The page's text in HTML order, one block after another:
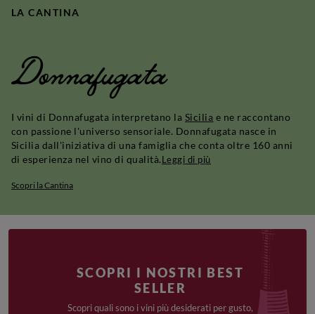
LA CANTINA
Donnafugata
I vini di Donnafugata interpretano la Sicilia e ne raccontano
con passione l'universo sensoriale. Donnafugata nasce in
Sicilia dall'iniziativa di una famiglia che conta oltre 160 anni
di esperienza nel vino di qualità.Leggi di più
Scopri la Cantina
SCOPRI I NOSTRI BEST
SELLER
Scopri quali sono i vini più desiderati per gusto,